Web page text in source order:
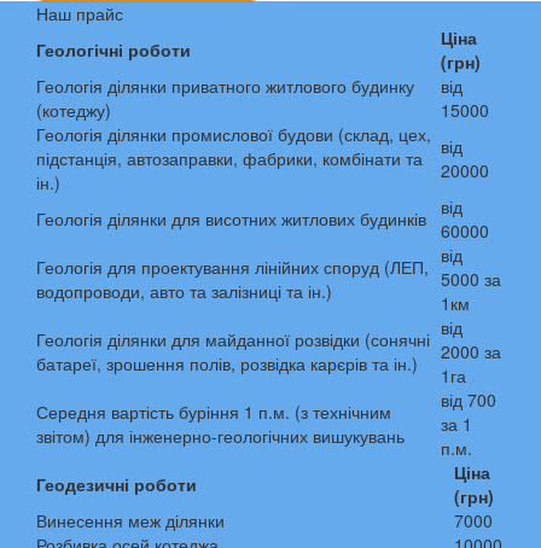
Наш прайс
Геологічні роботи
Ціна
(грн)
Геологія ділянки приватного житлового будинку
(котеджу)
від
15000
Геологія ділянки промислової будови (склад, цех,
підстанція, автозаправки, фабрики, комбінати та
ін.)
від
20000
Геологія ділянки для висотних житлових будинків
від
60000
Геологія для проектування лінійних споруд (ЛЕП,
водопроводи, авто та залізниці та ін.)
від
5000 за
1км
Геологія ділянки для майданної розвідки (сонячні
батареї, зрошення полів, розвідка карєрів та ін.)
від
2000 за
1га
Середня вартість буріння 1 п.м. (з технічним
звітом) для інженерно-геологічних вишукувань
від 700
за 1
п.м.
Геодезичні роботи
Ціна
(грн)
Винесення меж ділянки
7000